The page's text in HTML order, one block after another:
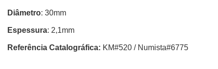
Diâmetro: 30mm
Espessura: 2,1mm
Referência Catalográfica: KM#520 / Numista#6775